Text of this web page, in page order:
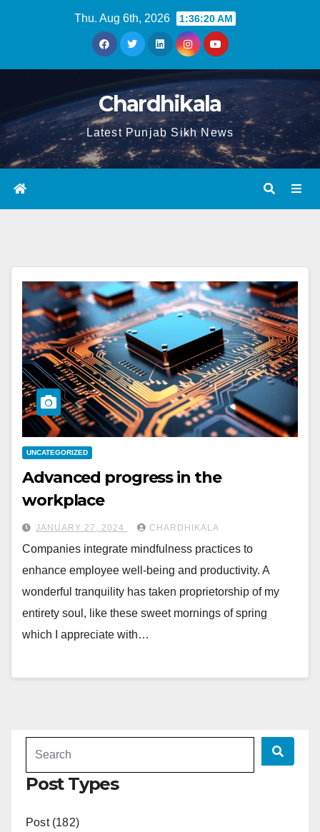
Thu. Aug 6th, 2026 1:36:21 AM
Chardhikala
Latest Punjab Sikh News
UNCATEGORIZED
Advanced progress in the
workplace
JANUARY 27, 2024 CHARDHIKALA
Companies integrate mindfulness practices to
enhance employee well-being and productivity. A
wonderful tranquility has taken proprietorship of my
entirety soul, like these sweet mornings of spring
which I appreciate with…
Post Types
Post (182)